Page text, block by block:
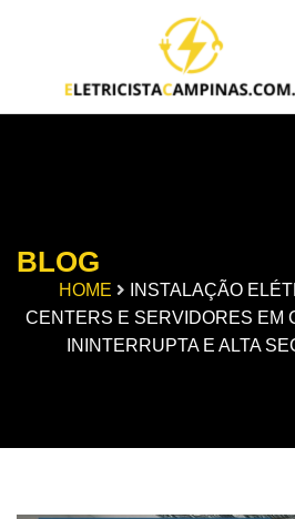
BLOG
HOME
INSTALAÇÃO
CENTERS E SERVIDORES EM
ININTERRUPTA E ALTA